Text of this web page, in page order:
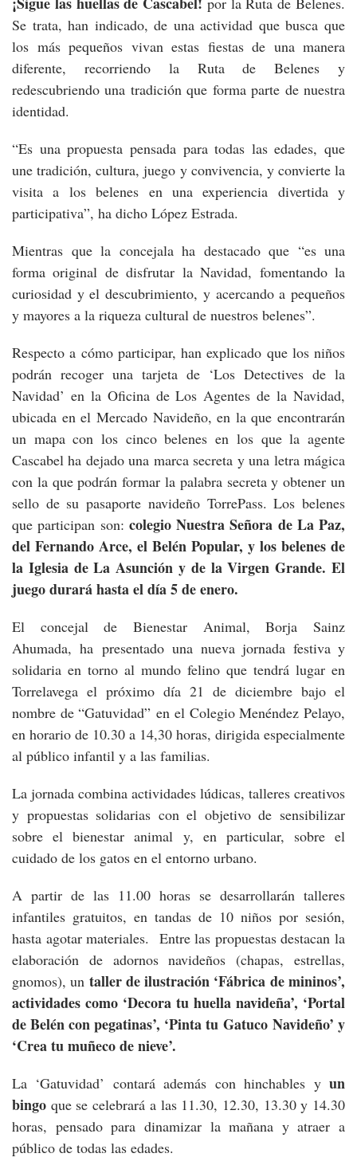
Se trata, han indicado, de una actividad que busca que
los más pequeños vivan estas fiestas de una manera
diferente, recorriendo la Ruta de Belenes y
redescubriendo una tradición que forma parte de nuestra
identidad.
“Es una propuesta pensada para todas las edades, que
une tradición, cultura, juego y convivencia, y convierte la
visita a los belenes en una experiencia divertida y
participativa”, ha dicho López Estrada.
Mientras que la concejala ha destacado que “es una
forma original de disfrutar la Navidad, fomentando la
curiosidad y el descubrimiento, y acercando a pequeños
y mayores a la riqueza cultural de nuestros belenes”.
Respecto a cómo participar, han explicado que los niños
podrán recoger una tarjeta de ‘Los Detectives de la
Navidad’ en la Oficina de Los Agentes de la Navidad,
ubicada en el Mercado Navideño, en la que encontrarán
un mapa con los cinco belenes en los que la agente
Cascabel ha dejado una marca secreta y una letra mágica
con la que podrán formar la palabra secreta y obtener un
sello de su pasaporte navideño TorrePass. Los belenes
que participan son: colegio Nuestra Señora de La Paz,
del Fernando Arce, el Belén Popular, y los belenes de
la Iglesia de La Asunción y de la Virgen Grande. El
juego durará hasta el día 5 de enero.
El concejal de Bienestar Animal, Borja Sainz
Ahumada, ha presentado una nueva jornada festiva y
solidaria en torno al mundo felino que tendrá lugar en
Torrelavega el próximo día 21 de diciembre bajo el
nombre de “Gatuvidad” en el Colegio Menéndez Pelayo,
en horario de 10.30 a 14,30 horas, dirigida especialmente
al público infantil y a las familias.
La jornada combina actividades lúdicas, talleres creativos
y propuestas solidarias con el objetivo de sensibilizar
sobre el bienestar animal y, en particular, sobre el
cuidado de los gatos en el entorno urbano.
A partir de las 11.00 horas se desarrollarán talleres
infantiles gratuitos, en tandas de 10 niños por sesión,
hasta agotar materiales. Entre las propuestas destacan la
elaboración de adornos navideños (chapas, estrellas,
gnomos), un taller de ilustración ‘Fábrica de mininos’,
actividades como ‘Decora tu huella navideña’, ‘Portal
de Belén con pegatinas’, ‘Pinta tu Gatuco Navideño’ y
‘Crea tu muñeco de nieve’.
La ‘Gatuvidad’ contará además con hinchables y un
bingo que se celebrará a las 11.30, 12.30, 13.30 y 14.30
horas, pensado para dinamizar la mañana y atraer a
público de todas las edades.